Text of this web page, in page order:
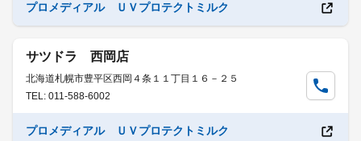
プロメディアル ＵＶプロテクトミルク
サツドラ 西岡店
北海道札幌市豊平区西岡４条１１丁目１６－２５
TEL: 011-588-6002
プロメディアル ＵＶプロテクトミルク